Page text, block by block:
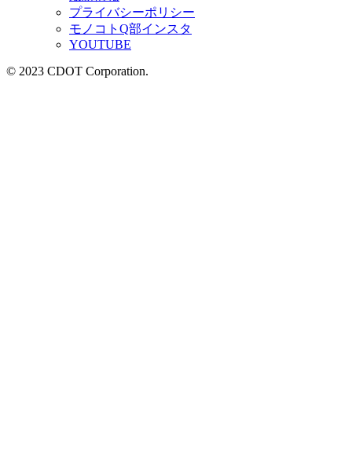
プライバシーポリシー
モノコトQ部インスタ
YOUTUBE
© 2023 CDOT Corporation.